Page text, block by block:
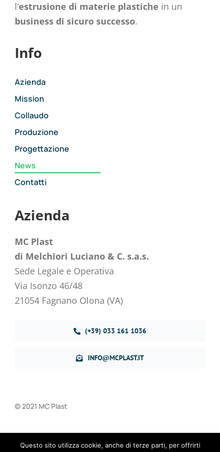
l’estrusione di materie plastiche in un
business di sicuro successo.
Info
Azienda
Mission
Collaudo
Produzione
Progettazione
News
Contatti
Azienda
MC Plast
di Melchiori Luciano & C. s.a.s.
Sede Legale e Operativa
Via Isonzo 46/48
21054 Fagnano Olona (VA)
(+39) 033 161 1036
INFO@MCPLAST.IT
© 2021 MC Plast
Privacy Policy –Cookie Policy
Questo sito utilizza cookie, anche di terze parti, per offrirti